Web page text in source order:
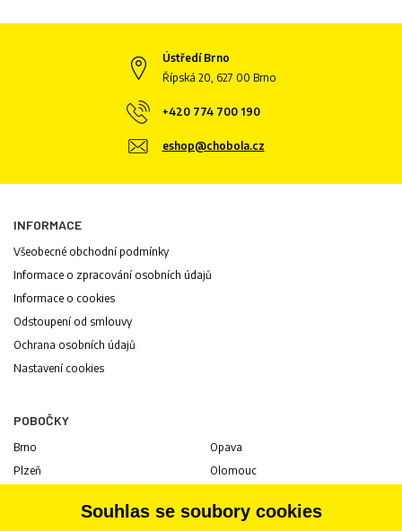
Ústředí Brno
Řípská 20, 627 00 Brno
+420 774 700 190
eshop@chobola.cz
INFORMACE
Všeobecné obchodní podmínky
Informace o zpracování osobních údajů
Informace o cookies
Odstoupení od smlouvy
Ochrana osobních údajů
Nastavení cookies
POBOČKY
Brno
Plzeň
Opava
Olomouc
Pardubice
Souhlas se soubory cookies